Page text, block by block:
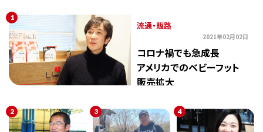
1
流通・販路
2021年02月02日
コロナ禍でも急成長
アメリカでのベビーフット
販売拡大
2 3 4